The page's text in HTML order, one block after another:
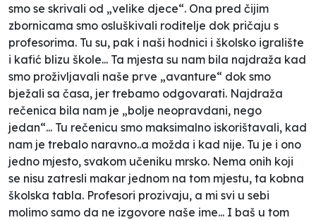
smo se skrivali od „velike djece“. Ona pred čijim
zbornicama smo osluškivali roditelje dok pričaju s
profesorima. Tu su, pak i naši hodnici i školsko igralište
i kafić blizu škole... Ta mjesta su nam bila najdraža kad
smo proživljavali naše prve „avanture“ dok smo
bježali sa časa, jer trebamo odgovarati. Najdraža
rečenica bila nam je „bolje neopravdani, nego
jedan“... Tu rečenicu smo maksimalno iskorištavali, kad
nam je trebalo naravno..a možda i kad nije. Tu je i ono
jedno mjesto, svakom učeniku mrsko. Nema onih koji
se nisu zatresli makar jednom na tom mjestu, ta kobna
školska tabla. Profesori prozivaju, a mi svi u sebi
molimo samo da ne izgovore naše ime... I baš u tom